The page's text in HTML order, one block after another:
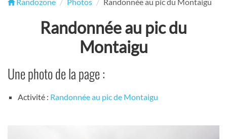
Randonnée au pic du
Montaigu
Une photo de la page :
Activité : Randonnée au pic de Montaigu